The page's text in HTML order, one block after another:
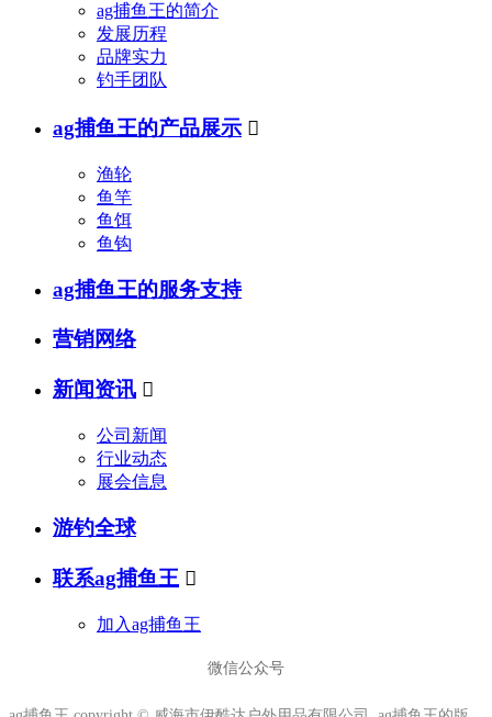
ag捕鱼王的简介
发展历程
品牌实力
钓手团队
ag捕鱼王的产品展示 
渔轮
鱼竿
鱼饵
鱼钩
ag捕鱼王的服务支持
营销网络
新闻资讯 
公司新闻
行业动态
展会信息
游钓全球
联系ag捕鱼王 
加入ag捕鱼王
微信公众号